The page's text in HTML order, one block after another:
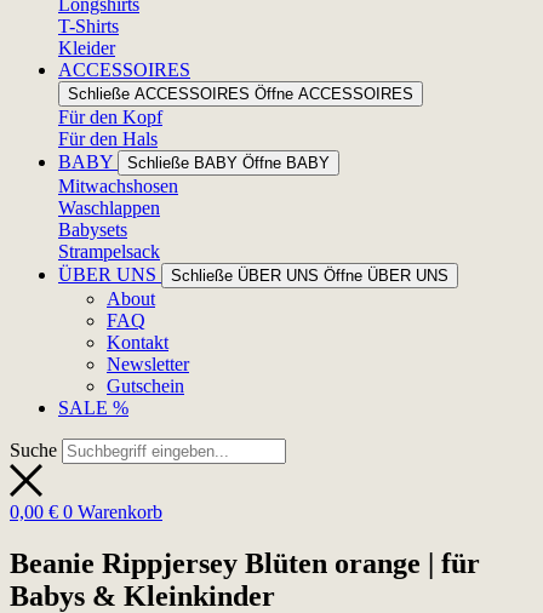
T-Shirts
Kleider
ACCESSOIRES
Schließe ACCESSOIRES Öffne ACCESSOIRES
Für den Kopf
Für den Hals
BABY
Schließe BABY Öffne BABY
Mitwachshosen
Waschlappen
Babysets
Strampelsack
ÜBER UNS
Schließe ÜBER UNS Öffne ÜBER UNS
About
FAQ
Kontakt
Newsletter
Gutschein
SALE %
Suche
0,00 € 0 Warenkorb
Beanie Rippjersey Blüten orange | für
Babys & Kleinkinder